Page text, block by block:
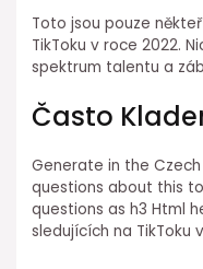
Toto jsou pouze
TikToku v roce 2022.
spektrum talentu a
Často
Generate in the
questions about this
questions as h3 Html
sledujících na TikToku